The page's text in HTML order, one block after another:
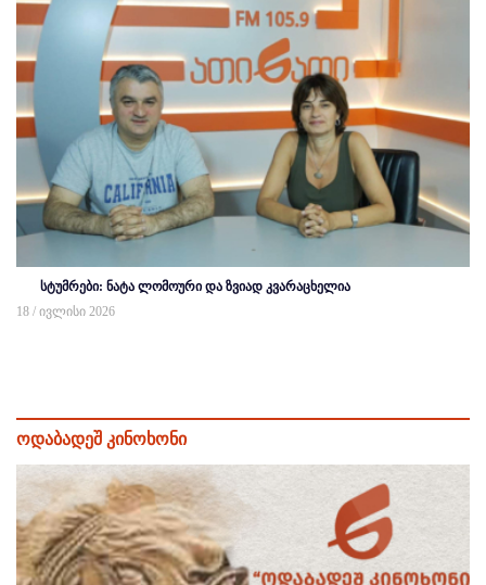
სტუმრები: ნატა ლომოური და ზვიად კვარაცხელია
18 / ივლისი 2026
ოდაბადეშ კინოხონი